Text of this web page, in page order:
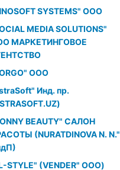
SYSTEMS" ООО
MEDIA SOLUTIONS"
МАРКЕТИНГОВОЕ
ООО
Инд. пр.
BEAUTY" САЛОН
(NURATDINOVA N. N."
STYLE" (VENDER" ООО)